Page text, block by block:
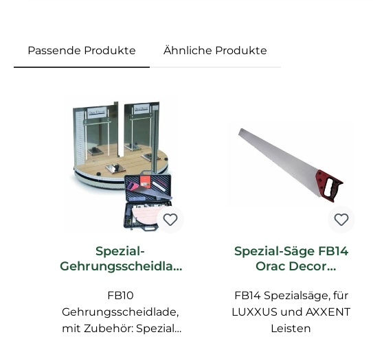
Passende Produkte Ähnliche Produkte
Spezial-
Gehrungsscheidlad
Zubehör
FB10
Gehrungsscheidlade,
mit Zubehör: Spezial-
Spezial-Säge FB14
Orac Decor
FB14 Spezialsäge, für
LUXXUS und AXXENT
Leisten